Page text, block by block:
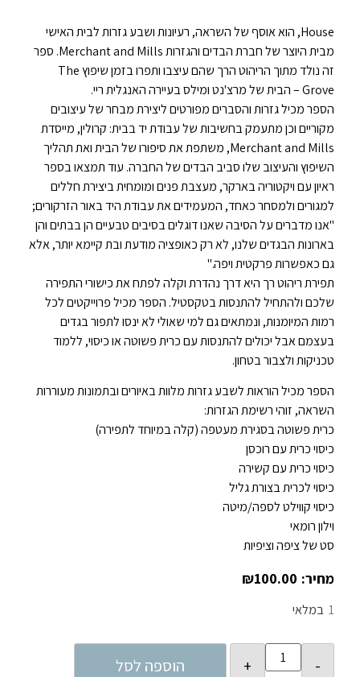
House, הוא אוסף של השראה, רעיונות ושבע גזרות לבית האישי
מבית היוצר של חברת הבדים והגזרות Merchant and Mills. ספר
זה נולד מתוך הריהוט הרך שהם עיצבו ותפרו בזמן שיפוץ The
Grove – הבית של מרצ'נט ומילס בעיירה האנגלית ריי.
הספר מכיל גזרות והסברים מפורטים ליצירת מבחר של עיצובים
מקוריים וכן מתעמק בחשיבות של עבודת יד בבית: קרולין, מייסדת
Merchant and Mills, משתפת את סיפורו של הבית ואת תהליך
השיפוץ והעיצוב שלו סביב הבדים של החברה. עוד תמצאו בספר
ראיון עם ויקטוריה בארקר, מעצבת פנים ומומחית ביצירת חללים
למגורים ולמסחר כאחד, המעמידים את עבודת היד באור הזרקורים;
"אנו מדברים על הסיבה שאנו דוגלים בסיבים טבעיים הן בבתים והן
בארונות הבגדים שלנו, לא רק כאופציה מודעת ובת קיימא יותר, אלא
גם כאפשרות פרקטית ויפה."
תפירת ריהוט רך היא דרך נהדרת וקלה לפתח את כישורי התפירה
שלכם ולהתחיל להתנסות בטקסטיל. הספר מכיל פרוייקטים לכל
רמות המיומנות, ונמתאים גם למי שאולי לא ינסו לתפור בגדים
בעצמם אבל יכולים להתנסות עם כרית פשוטה או כיסוי, ללמוד
טכניקות ולצבור בטחון.
הספר מכיל הוראות לשבע גזרות מלוות באיורים ובתמונות מעוררות
השראה, זוהי רשימת הגזרות:
כרית פשוטה בסגירת מעטפה (קלה במיוחד לתפירה)
כיסוי כרית עם רוכסן
כיסוי כרית עם קשירה
כיסוי לכרית בצורת גליל
כיסוי קווילט לספה/מיטה
וילון רומאי
סט של ציפה וציפיות
₪100.00
1 במלאי
הוספה לסל